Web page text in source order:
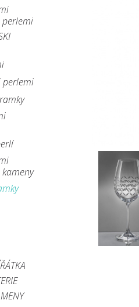
perlemi
perlemi